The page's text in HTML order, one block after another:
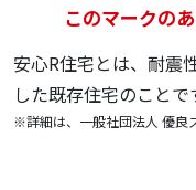
このマークの
安心R住宅とは、耐震
した既存住宅のことで
※詳細は、一般社団法人 優良